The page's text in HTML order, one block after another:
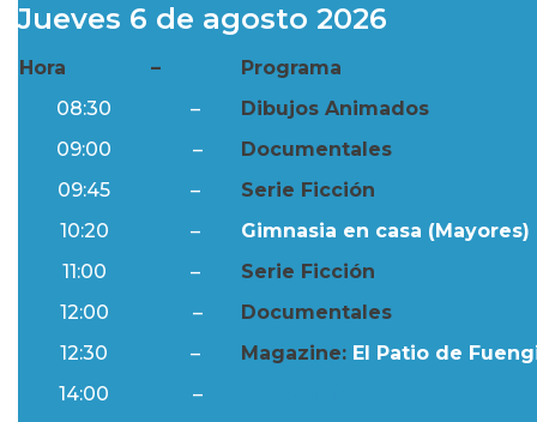
Jueves 6 de agosto 2026
Hora –
Programa
08:30
–
Dibujos Animados
09:00
–
Documentales
09:45
–
Serie Ficción
10:20
–
Gimnasia en casa (Mayores)
11:00
–
Serie Ficción
12:00
–
Documentales
12:30
– Magazine: El Patio de
14:00
–